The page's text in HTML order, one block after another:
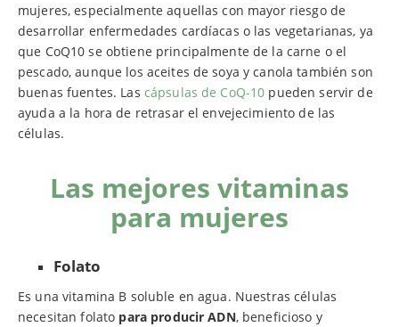
mujeres, especialmente aquellas con mayor riesgo de
desarrollar enfermedades cardíacas o las vegetarianas, ya
que CoQ10 se obtiene principalmente de la carne o el
pescado, aunque los aceites de soya y canola también son
buenas fuentes. Las cápsulas de CoQ-10 pueden servir de
ayuda a la hora de retrasar el envejecimiento de las
células.
Las mejores vitaminas
para mujeres
Folato
Es una vitamina B soluble en agua. Nuestras células
necesitan folato para producir ADN, beneficioso y